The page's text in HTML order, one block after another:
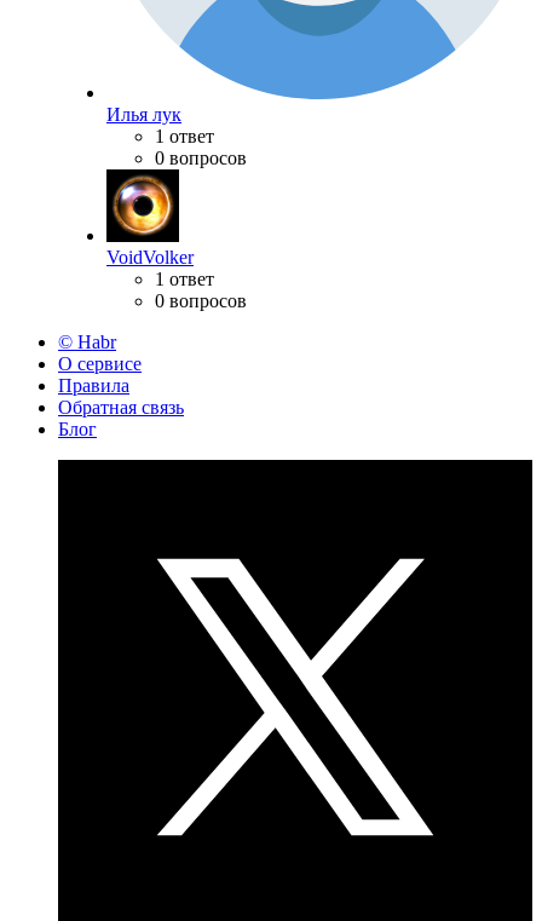
Илья лук
1 ответ
0 вопросов
VoidVolker
1 ответ
0 вопросов
© Habr
О сервисе
Правила
Обратная связь
Блог